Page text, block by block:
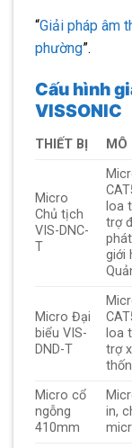
“Giải pháp âm
phường”.
Cấu hình
VISSONIC
THIẾT BỊ MÔ
Micro
Chủ tịch
VIS-DNC-
T
loa
trợ
giới
Micro Đại
biểu VIS-
DND-T
loa
trợ
Micro cổ
ngỗng
410mm
in,